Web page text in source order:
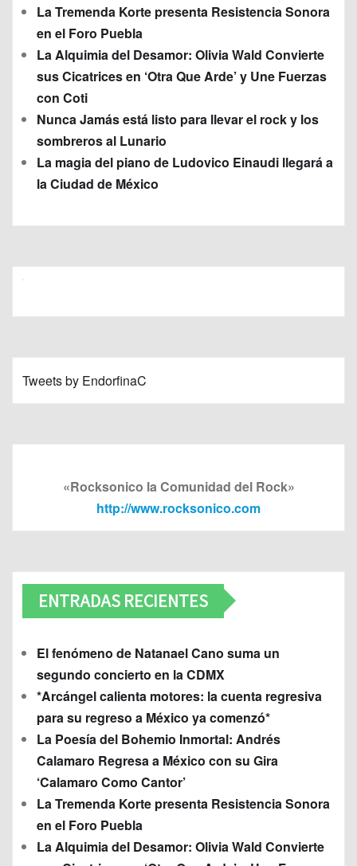
La Tremenda Korte presenta Resistencia Sonora
en el Foro Puebla
La Alquimia del Desamor: Olivia Wald Convierte
sus Cicatrices en ‘Otra Que Arde’ y Une Fuerzas
con Coti
Nunca Jamás está listo para llevar el rock y los
sombreros al Lunario
La magia del piano de Ludovico Einaudi llegará a
la Ciudad de México
Tweets by EndorfinaC
«Rocksonico la Comunidad del Rock»
http://www.rocksonico.com
ENTRADAS RECIENTES
El fenómeno de Natanael Cano suma un
segundo concierto en la CDMX
*Arcángel calienta motores: la cuenta regresiva
para su regreso a México ya comenzó*
La Poesía del Bohemio Inmortal: Andrés
Calamaro Regresa a México con su Gira
‘Calamaro Como Cantor’
La Tremenda Korte presenta Resistencia Sonora
en el Foro Puebla
La Alquimia del Desamor: Olivia Wald Convierte